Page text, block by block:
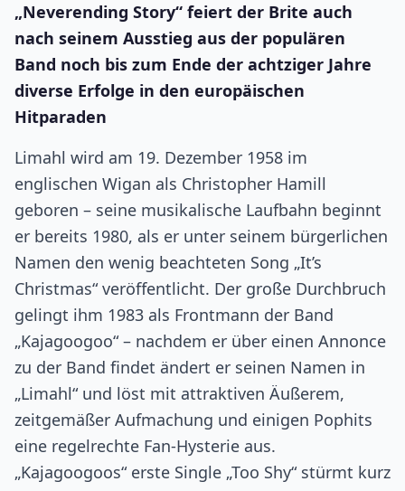
„Neverending Story“ feiert der Brite auch
nach seinem Ausstieg aus der populären
Band noch bis zum Ende der achtziger Jahre
diverse Erfolge in den europäischen
Hitparaden
Limahl wird am 19. Dezember 1958 im
englischen Wigan als Christopher Hamill
geboren – seine musikalische Laufbahn beginnt
er bereits 1980, als er unter seinem bürgerlichen
Namen den wenig beachteten Song „It’s
Christmas“ veröffentlicht. Der große Durchbruch
gelingt ihm 1983 als Frontmann der Band
„Kajagoogoo“ – nachdem er über einen Annonce
zu der Band findet ändert er seinen Namen in
„Limahl“ und löst mit attraktiven Äußerem,
zeitgemäßer Aufmachung und einigen Pophits
eine regelrechte Fan-Hysterie aus.
„Kajagoogoos“ erste Single „Too Shy“ stürmt kurz